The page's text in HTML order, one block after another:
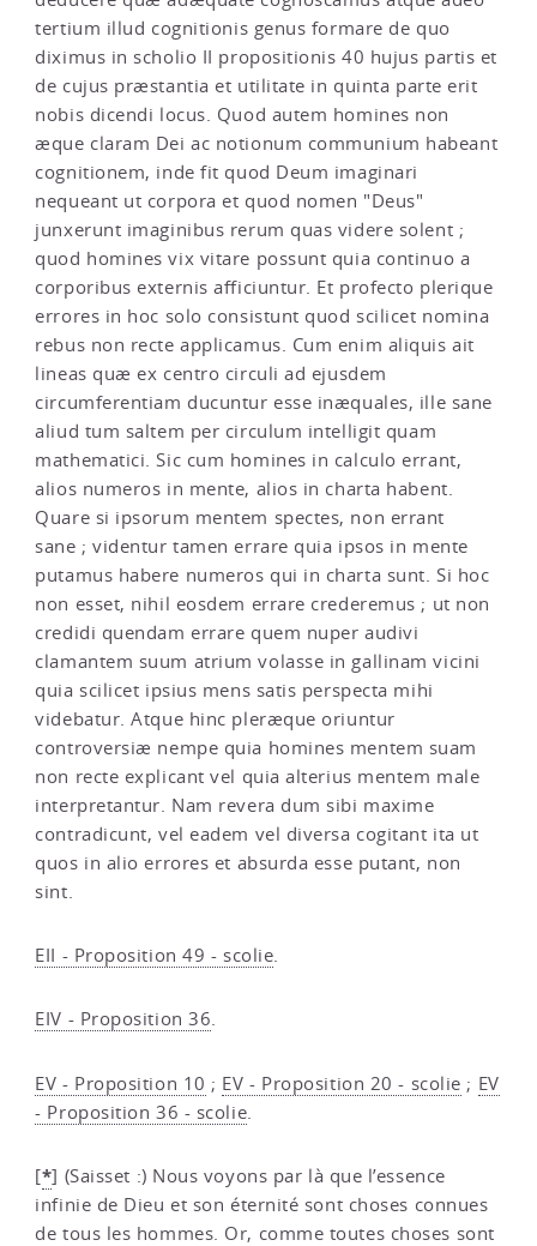
tertium illud cognitionis genus formare de quo
diximus in scholio II propositionis 40 hujus partis et
de cujus præstantia et utilitate in quinta parte erit
nobis dicendi locus. Quod autem homines non
æque claram Dei ac notionum communium habeant
cognitionem, inde fit quod Deum imaginari
nequeant ut corpora et quod nomen "Deus"
junxerunt imaginibus rerum quas videre solent ;
quod homines vix vitare possunt quia continuo a
corporibus externis afficiuntur. Et profecto plerique
errores in hoc solo consistunt quod scilicet nomina
rebus non recte applicamus. Cum enim aliquis ait
lineas quæ ex centro circuli ad ejusdem
circumferentiam ducuntur esse inæquales, ille sane
aliud tum saltem per circulum intelligit quam
mathematici. Sic cum homines in calculo errant,
alios numeros in mente, alios in charta habent.
Quare si ipsorum mentem spectes, non errant
sane ; videntur tamen errare quia ipsos in mente
putamus habere numeros qui in charta sunt. Si hoc
non esset, nihil eosdem errare crederemus ; ut non
credidi quendam errare quem nuper audivi
clamantem suum atrium volasse in gallinam vicini
quia scilicet ipsius mens satis perspecta mihi
videbatur. Atque hinc pleræque oriuntur
controversiæ nempe quia homines mentem suam
non recte explicant vel quia alterius mentem male
interpretantur. Nam revera dum sibi maxime
contradicunt, vel eadem vel diversa cogitant ita ut
quos in alio errores et absurda esse putant, non
sint.
EII - Proposition 49 - scolie.
EIV - Proposition 36.
EV - Proposition 10 ; EV - Proposition 20 - scolie ; EV
- Proposition 36 - scolie
[*] (Saisset :) Nous voyons par là que l’essence
infinie de Dieu et son éternité sont choses connues
de tous les hommes. Or, comme toutes choses sont